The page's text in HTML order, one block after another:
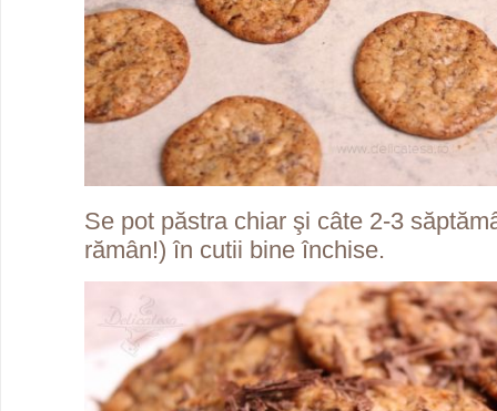
Se pot păstra chiar şi câte 2-3
rămân!) în cutii bine închise.